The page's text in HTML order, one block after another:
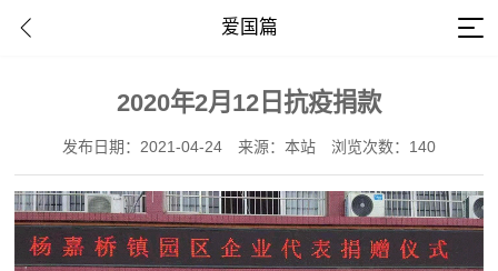
爱国篇
2020年2月12日抗疫捐款
发布日期：2021-04-24 来源：本站 浏览次数：140